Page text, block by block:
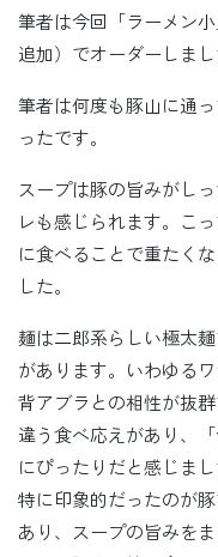
筆者は今回「ラーメン
追加）でオーダーしまし
筆者は何度も豚山に通
ったです。
スープは豚の旨みがし
レも感じられます。こ
に食べることで重たく
した。
麺は二郎系らしい極太
があります。いわゆる
背アブラとの相性が抜
違う食べ応えがあり、
にぴったりだと感じまし
特に印象的だったのが
あり、スープの旨みを